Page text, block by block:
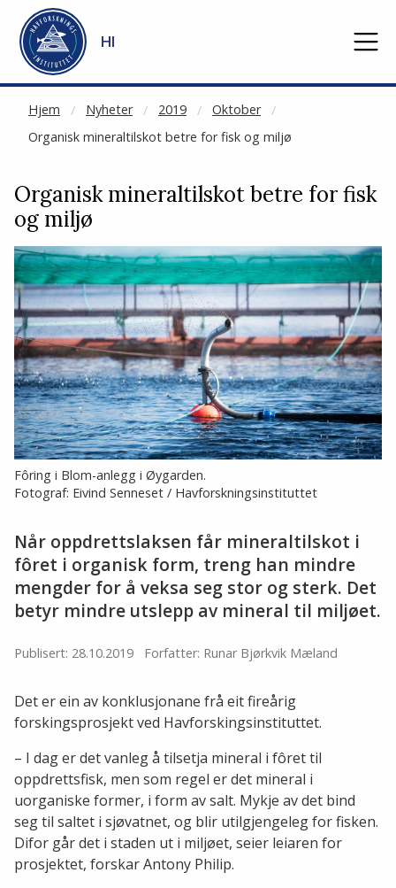
Gå til hovedinnhold
HI
Hjem Nyheter 2019
Oktober
Organisk mineraltilskot betre for fisk og miljø
NOT CACHED
Organisk mineraltilskot betre for fisk
og miljø
Fôring i Blom-anlegg i Øygarden.
Fotograf: Eivind Senneset / Havforskningsinstituttet
Når oppdrettslaksen får mineraltilskot i
fôret i organisk form, treng han mindre
mengder for å veksa seg stor og sterk. Det
betyr mindre utslepp av mineral til miljøet.
Publisert: 28.10.2019 Forfatter: Runar Bjørkvik Mæland
Det er ein av konklusjonane frå eit fireårig
forskingsprosjekt ved Havforskingsinstituttet.
– I dag er det vanleg å tilsetja mineral i fôret til
oppdrettsfisk, men som regel er det mineral i
uorganiske former, i form av salt. Mykje av det bind
seg til saltet i sjøvatnet, og blir utilgjengeleg for fisken.
Difor går det i staden ut i miljøet, seier leiaren for
prosjektet, forskar Antony Philip.